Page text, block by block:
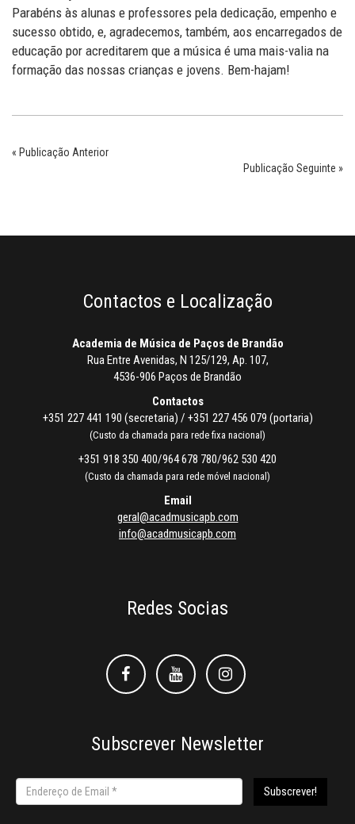
Parabéns às alunas e professores pela dedicação, empenho e
sucesso obtido, e, agradecemos, também, aos encarregados de
educação por acreditarem que a música é uma mais-valia na
formação das nossas crianças e jovens. Bem-hajam!
« Publicação Anterior
Publicação Seguinte »
Contactos e Localização
Academia de Música de Paços de Brandão
Rua Entre Avenidas, N 125/129, Ap. 107,
4536-906 Paços de Brandão
Contactos
+351 227 441 190 (secretaria) / +351 227 456 079 (portaria)
(Custo da chamada para rede fixa nacional)
+351 918 350 400/964 678 780/962 530 420
(Custo da chamada para rede móvel nacional)
Email
geral@acadmusicapb.com
info@acadmusicapb.com
Redes Socias
FacebookFacebookInstagram
Subscrever Newsletter